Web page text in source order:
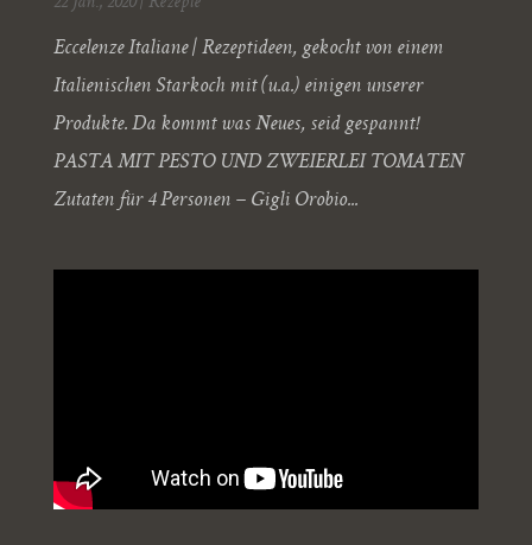
Eccelenze Italiane | Rezeptideen, gekocht von einem
Italienischen Starkoch mit (u.a.) einigen unserer
Produkte. Da kommt was Neues, seid gespannt!
PASTA MIT PESTO UND ZWEIERLEI TOMATEN
Zutaten für 4 Personen – Gigli Orobio...